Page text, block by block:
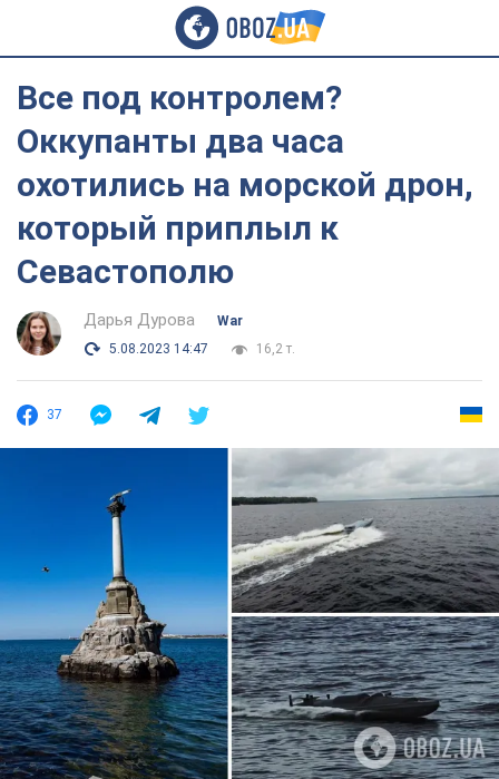
Все под контролем?
Оккупанты два часа
охотились на морской дрон,
который приплыл к
Севастополю
Дарья Дурова
War
5.08.2023 14:47
16,2 т.
37